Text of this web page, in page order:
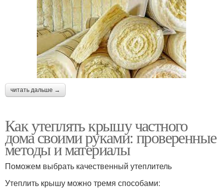
читать дальше →
Как утеплять крышу частного
дома своими руками: проверенные
методы и материалы
Поможем выбрать качественный утеплитель
Утеплить крышу можно тремя способами: